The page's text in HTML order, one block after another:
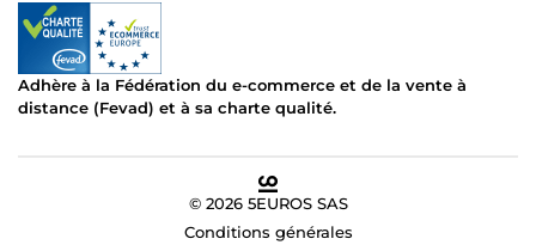
Adhère à la Fédération du e-commerce et de la vente à
distance (Fevad) et à sa charte qualité.
© 2026 5EUROS SAS
Conditions générales